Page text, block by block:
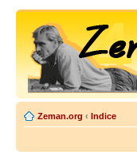
Zeman.org ‹ Indice